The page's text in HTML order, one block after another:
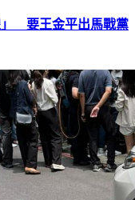
」 要王金平出馬戰黨